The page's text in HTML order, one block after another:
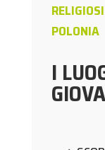
POLONIA
I